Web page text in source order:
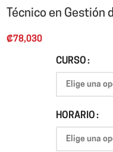
Técnico en Gestión
₡78,030
CURSO
HORARIO